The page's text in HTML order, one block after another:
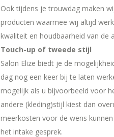
Ook tijdens je trouwdag maken
producten waarmee wij altijd
kwaliteit en houdbaarheid van de
Touch-up of tweede stijl
Salon Elize biedt je de
dag nog een keer bij te laten
mogelijk als u bijvoorbeeld voor
andere (kleding)stijl kiest dan
meerkosten voor de wens
het intake gesprek.